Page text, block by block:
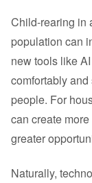
Child-rearing in
population can
new tools like
comfortably
people. For
can create more
greater
Naturally,